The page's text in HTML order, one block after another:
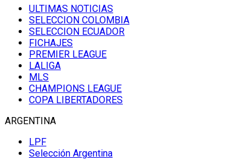
ULTIMAS NOTICIAS
SELECCION COLOMBIA
SELECCION ECUADOR
FICHAJES
PREMIER LEAGUE
LALIGA
MLS
CHAMPIONS LEAGUE
COPA LIBERTADORES
ARGENTINA
LPF
Selección Argentina